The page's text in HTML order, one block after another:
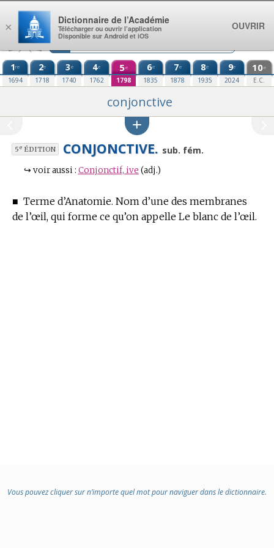
Aller au contenu
1re
1694
2e
1718
3e
1740
4e
1762
5e
1798
6e
1835
7e
1878
8e
1935
9e
2024
10e
E.C.
conjonctive
5eÉDITION CONJONCTIVE. sub. fém.
↪ voir aussi : Conjonctif, ive (adj.)
■ Terme d’Anatomie. Nom d’une des membranes
de l’œil, qui forme ce qu’on appelle Le blanc de l’œil.
Vous pouvez cliquer sur n’importe quel mot pour naviguer dans le dictionnaire.
×
Dictionnaire de l’Académie
Télécharger ou ouvrir l’application
Disponible sur Android et iOS
OUVRIR